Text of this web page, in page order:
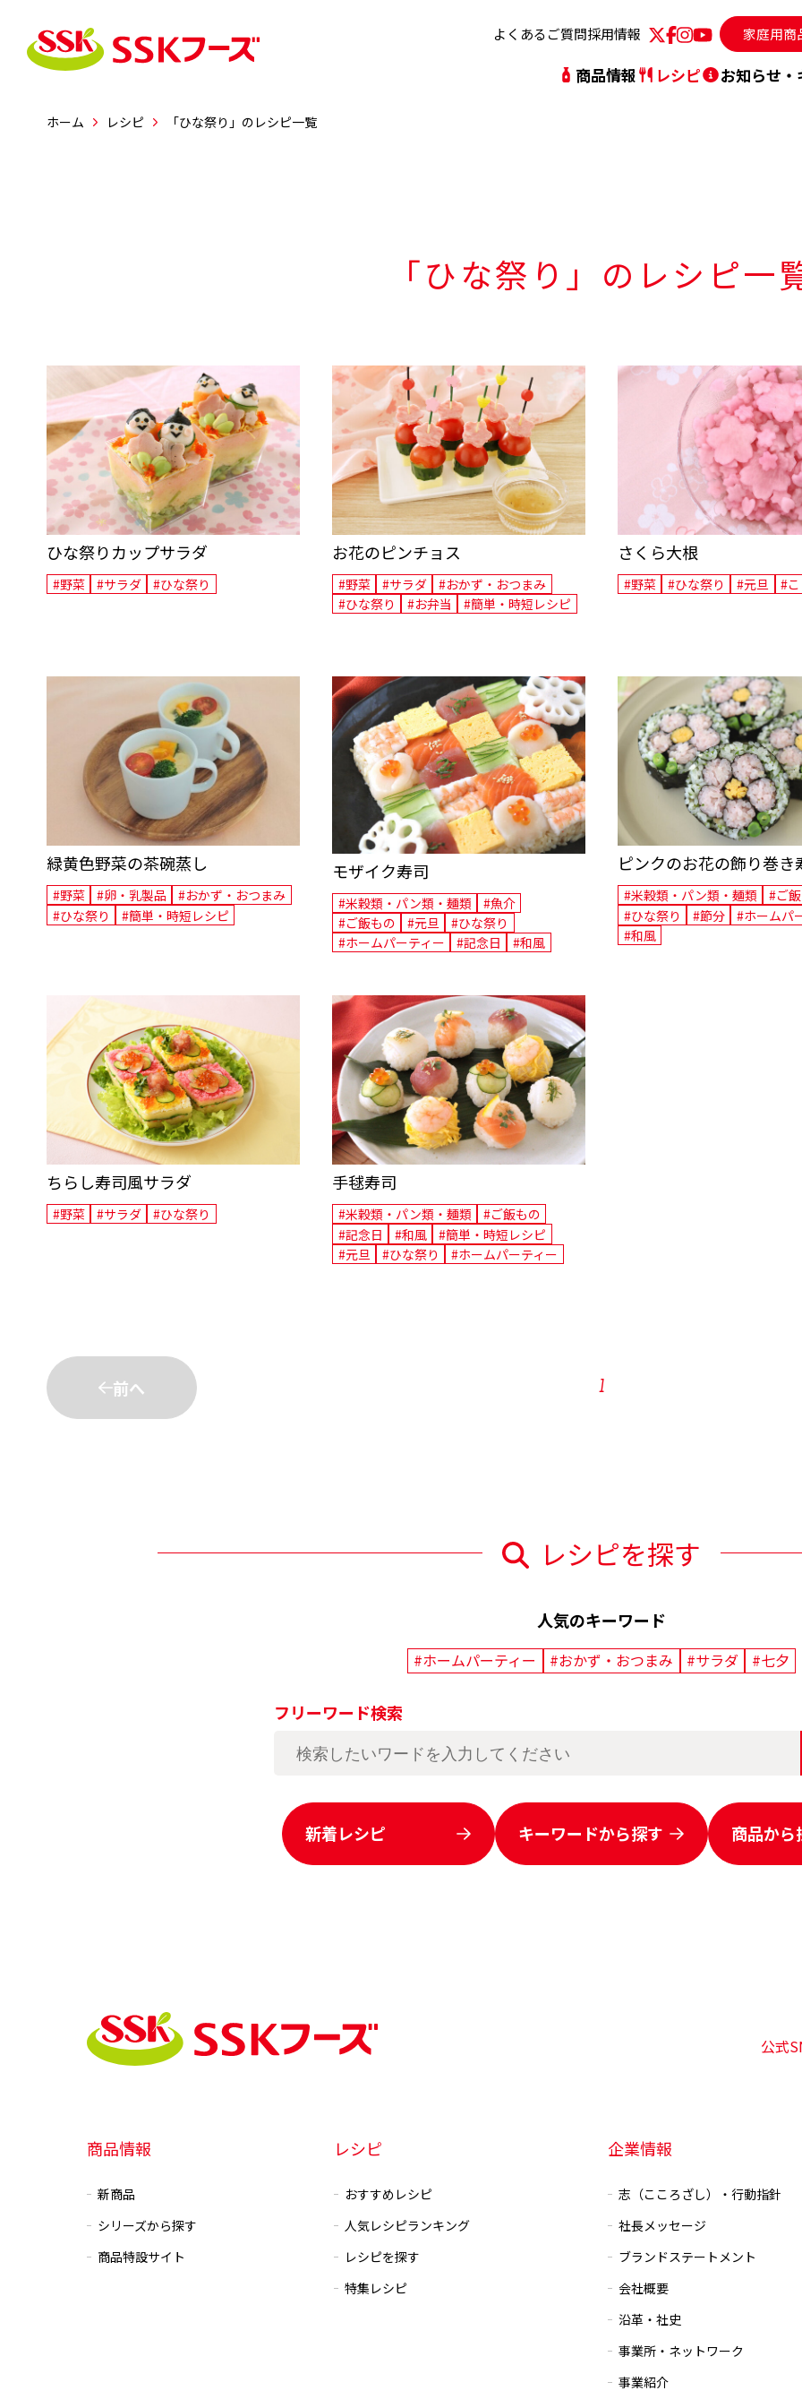
商品情報 レシピ お知らせ・
事業紹介 TVCM
健康経営
よくあるご質問採用情報 家庭用商
ホーム レシピ 「ひな祭り」のレシピ一覧
「ひな祭り」 のレシピ一
ひな祭りカップサラダ
#野菜 #サラダ #ひな祭り
お花のピンチョス
#野菜 #サラダ
#おかず・おつまみ
#ひな祭り
#お弁当 #簡単・時短レシピ
さくら大根
#野菜 #ひな祭り #元旦 #
緑黄色野菜の茶碗蒸し
#野菜 #卵・乳製品
#おかず・おつまみ
#ひな祭り
#簡単・時短レシピ
モザイク寿司
#米穀類・パン類・麺類
#魚介
#ご飯もの
#元旦
#ひな祭り
#ホームパーティー
#記念日 #和風
ピンクのお花の飾り巻き
#米穀類・パン類・麺類
#ご
#ひな祭り
#節分
#ホームパ
#和風
ちらし寿司風サラダ
#野菜 #サラダ #ひな祭り
手毬寿司
#米穀類・パン類・麺類
#ご飯もの
#記念日
#和風
#簡単・時短レシピ
#元旦
#ひな祭り #ホームパーティー
前へ 1
レシピを探す
人気のキーワード
#ホームパーティー #おかず・おつまみ #サラダ #七夕
フリーワード検索
新着レシピ キーワードから探す 商品から
公式
商品情報
新商品
シリーズから探す
商品特設サイト
レシピ
おすすめレシピ
人気レシピランキング
レシピを探す
特集レシピ
企業情報
志（こころざし）・行動指針
社長メッセージ
ブランドステートメント
会社概要
沿革・社史
事業所・ネットワーク
事業紹介